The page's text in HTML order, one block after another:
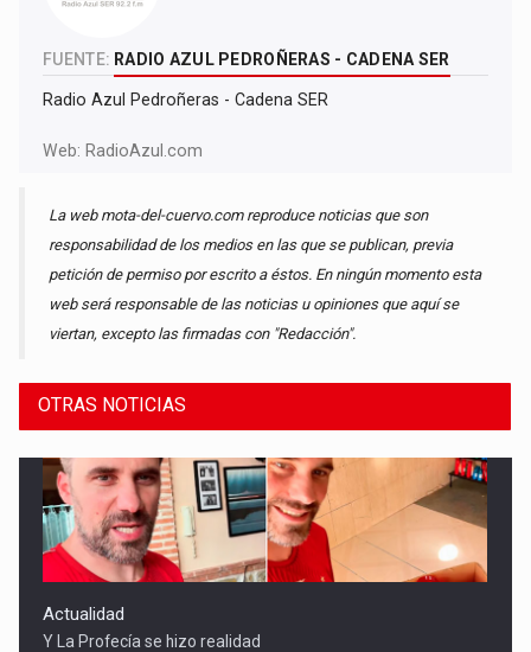
FUENTE: RADIO AZUL PEDROÑERAS - CADENA SER
Radio Azul Pedroñeras - Cadena SER
Web: RadioAzul.com
La web mota-del-cuervo.com reproduce noticias que son
responsabilidad de los medios en las que se publican, previa
petición de permiso por escrito a éstos. En ningún momento esta
web será responsable de las noticias u opiniones que aquí se
viertan, excepto las firmadas con "Redacción".
OTRAS NOTICIAS